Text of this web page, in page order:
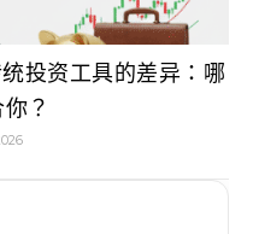
投资工具的差异：哪
？